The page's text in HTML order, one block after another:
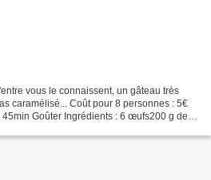
vous le connaissent, un gâteau très
caramélisé... Coût pour 8 personnes : 5€
Goûter Ingrédients : 6 œufs200 g de